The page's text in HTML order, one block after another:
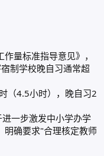
量标准指导意见》，
制学校晚自习通常超
（4.5小时），晚自习2
一步激发中小学办学
明确要求"合理核定教师